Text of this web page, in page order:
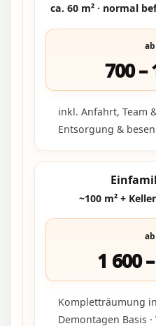
ca. 60 m² · normal
700 –
inkl. Anfahrt, Team
Entsorgung &
~100 m² +
1 600
Kompletträumung
Demontagen Basis